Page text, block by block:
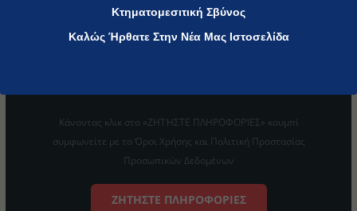
Κτηματομεσιτική Σβύνος
Καλώς Ήρθατε Στην Νέα Μας Ιστοσελίδα
Κάνοντας κλικ στο «ΖΗΤΉΣΤΕ ΠΛΗΡΟΦΟΡΊΕΣ» κουμπί
συμφωνείτε με το Όροι Χρήσης και Πολιτική Προστασίας
Προσωπικών Δεδομένων
ΖΗΤΉΣΤΕ ΠΛΗΡΟΦΟΡΊΕΣ